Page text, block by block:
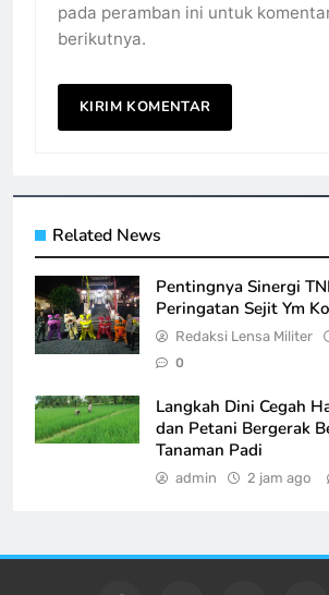
pada peramban ini untuk
berikutnya.
Related News
Pentingnya Sinergi
Peringatan Sejit Ym
Redaksi Lensa Militer
0
Langkah Dini Cegah
dan Petani Bergerak
Tanaman Padi
admin 2 jam ago